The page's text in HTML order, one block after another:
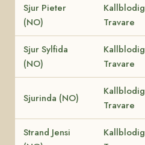
Sjur Pieter
(NO)
Kallblodig
Travare
Sjur Sylfida
(NO)
Kallblodig
Travare
Sjurinda (NO)
Kallblodig
Travare
Strand Jensi
Kallblodig